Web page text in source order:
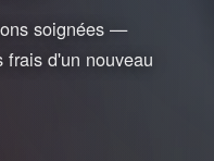
soignées —
d'un nouveau